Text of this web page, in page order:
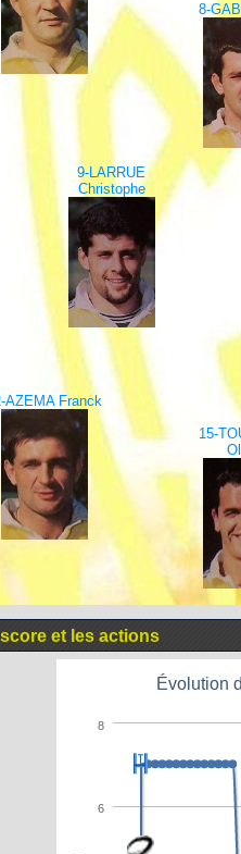
8-
9-LARRUE
Christophe
AZEMA Franck
15-
et les actions
Évolution
6
8